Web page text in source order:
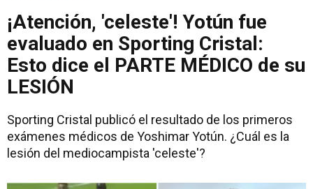
¡Atención, 'celeste'! Yotún fue
evaluado en Sporting Cristal:
Esto dice el PARTE MÉDICO de su
LESIÓN
Sporting Cristal publicó el resultado de los primeros
exámenes médicos de Yoshimar Yotún. ¿Cuál es la
lesión del mediocampista 'celeste'?